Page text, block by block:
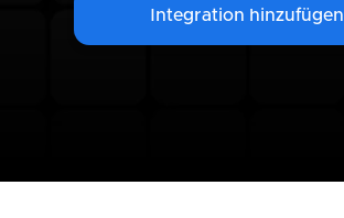
Integration hinzufügen